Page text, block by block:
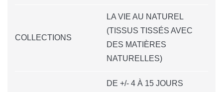
COLLECTIONS
LA VIE AU NATUREL
(TISSUS TISSÉS AVEC
DES MATIÈRES
NATURELLES)
DE +/- 4 À 15 JOURS